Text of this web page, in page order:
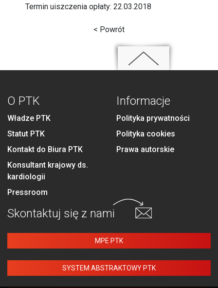
Termin uiszczenia opłaty: 22.03.2018
< Powrót
O PTK
Władze PTK
Statut PTK
Kontakt do Biura PTK
Konsultant krajowy ds.
kardiologii
Pressroom
Informacje
Polityka prywatności
Polityka cookies
Prawa autorskie
Skontaktuj się z nami
MPE PTK
SYSTEM ABSTRAKTOWY PTK